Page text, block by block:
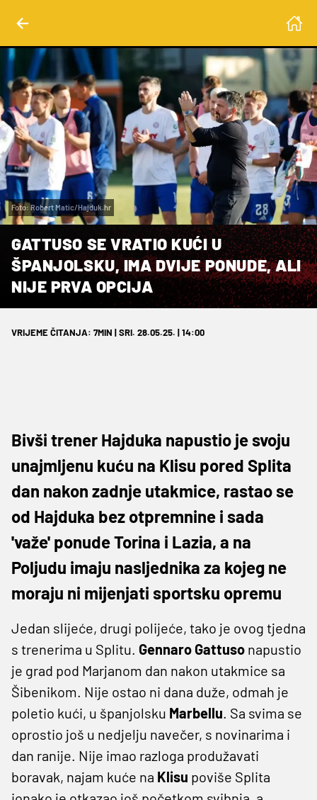
Foto: Robert Matic/Hajduk.hr
GATTUSO SE VRATIO KUĆI U
ŠPANJOLSKU, IMA DVIJE PONUDE, ALI
NIJE PRVA OPCIJA
VRIJEME ČITANJA: 7MIN | SRI. 28.05.25. | 14:00
Bivši trener Hajduka napustio je svoju
unajmljenu kuću na Klisu pored Splita
dan nakon zadnje utakmice, rastao se
od Hajduka bez otpremnine i sada
'važe' ponude Torina i Lazia, a na
Poljudu imaju nasljednika za kojeg ne
moraju ni mijenjati sportsku opremu
Jedan slijeće, drugi polijeće, tako je ovog tjedna
s trenerima u Splitu. Gennaro Gattuso napustio
je grad pod Marjanom dan nakon utakmice sa
Šibenikom. Nije ostao ni dana duže, odmah je
poletio kući, u španjolsku Marbellu. Sa svima se
oprostio još u nedjelju navečer, s novinarima i
dan ranije. Nije imao razloga produžavati
boravak, najam kuće na Klisu poviše Splita